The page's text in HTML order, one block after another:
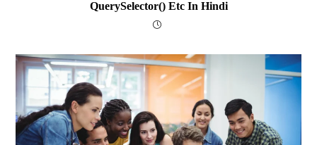
QuerySelector() Etc In Hindi